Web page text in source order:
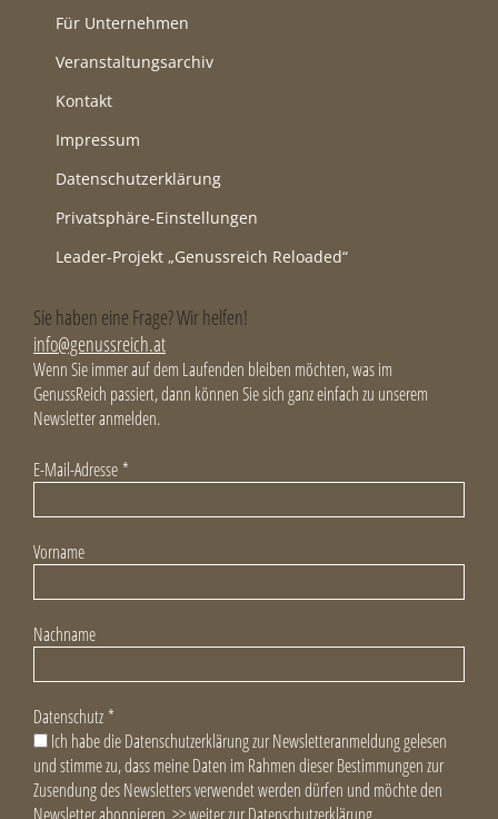
Für Unternehmen
Veranstaltungsarchiv
Kontakt
Impressum
Datenschutzerklärung
Privatsphäre-Einstellungen
Leader-Projekt „Genussreich Reloaded“
Sie haben eine Frage? Wir helfen!
info@genussreich.at
Wenn Sie immer auf dem Laufenden bleiben möchten, was im
GenussReich passiert, dann können Sie sich ganz einfach zu unserem
Newsletter anmelden.
E-Mail-Adresse *
Vorname
Nachname
Datenschutz *
Ich habe die Datenschutzerklärung zur Newsletteranmeldung gelesen
und stimme zu, dass meine Daten im Rahmen dieser Bestimmungen zur
Zusendung des Newsletters verwendet werden dürfen und möchte den